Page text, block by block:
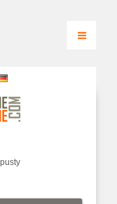
pusty